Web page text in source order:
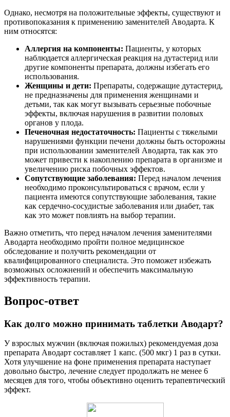
Однако, несмотря на положительные эффекты, существуют и
противопоказания к применению заменителей Аводарта. К
ним относятся:
Аллергия на компоненты: Пациенты, у которых
наблюдается аллергическая реакция на дутастерид или
другие компоненты препарата, должны избегать его
использования.
Женщины и дети: Препараты, содержащие дутастерид,
не предназначены для применения женщинами и
детьми, так как могут вызывать серьезные побочные
эффекты, включая нарушения в развитии половых
органов у плода.
Печеночная недостаточность: Пациенты с тяжелыми
нарушениями функции печени должны быть осторожны
при использовании заменителей Аводарта, так как это
может привести к накоплению препарата в организме и
увеличению риска побочных эффектов.
Сопутствующие заболевания: Перед началом лечения
необходимо проконсультироваться с врачом, если у
пациента имеются сопутствующие заболевания, такие
как сердечно-сосудистые заболевания или диабет, так
как это может повлиять на выбор терапии.
Важно отметить, что перед началом лечения заменителями
Аводарта необходимо пройти полное медицинское
обследование и получить рекомендации от
квалифицированного специалиста. Это поможет избежать
возможных осложнений и обеспечить максимальную
эффективность терапии.
Вопрос-ответ
Как долго можно принимать таблетки Аводарт?
У взрослых мужчин (включая пожилых) рекомендуемая доза
препарата Аводарт составляет 1 капс. (500 мкг) 1 раз в сутки.
Хотя улучшение на фоне применения препарата наступает
довольно быстро, лечение следует продолжать не менее 6
месяцев для того, чтобы объективно оценить терапевтический
эффект.